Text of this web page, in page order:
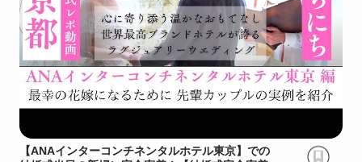
【ANAインターコンチネンタルホテル東京】での